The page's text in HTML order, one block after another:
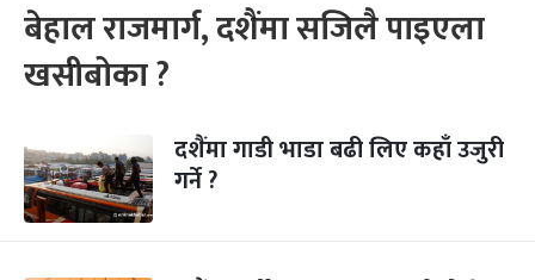
बेहाल राजमार्ग, दशैंमा सजिलै पाइएला
खसीबोका ?
दशैंमा गाडी भाडा बढी लिए कहाँ उजुरी
गर्ने ?